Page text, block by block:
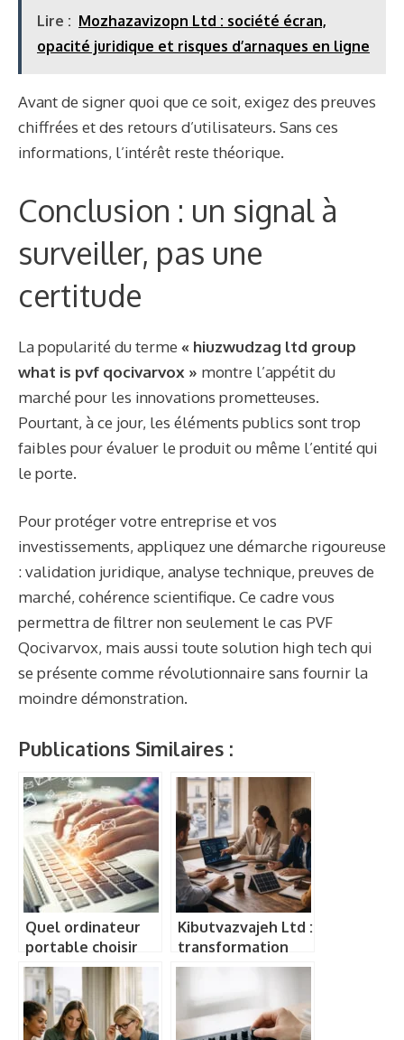
Lire : Mozhazavizopn Ltd : société écran,
opacité juridique et risques d’arnaques en ligne
Avant de signer quoi que ce soit, exigez des preuves
chiffrées et des retours d’utilisateurs. Sans ces
informations, l’intérêt reste théorique.
Conclusion : un signal à
surveiller, pas une
certitude
La popularité du terme « hiuzwudzag ltd group
what is pvf qocivarvox » montre l’appétit du
marché pour les innovations prometteuses.
Pourtant, à ce jour, les éléments publics sont trop
faibles pour évaluer le produit ou même l’entité qui
le porte.
Pour protéger votre entreprise et vos
investissements, appliquez une démarche rigoureuse
: validation juridique, analyse technique, preuves de
marché, cohérence scientifique. Ce cadre vous
permettra de filtrer non seulement le cas PVF
Qocivarvox, mais aussi toute solution high tech qui
se présente comme révolutionnaire sans fournir la
moindre démonstration.
Publications Similaires :
Quel ordinateur
portable choisir
pour travailler ?
Kibutvazvajeh Ltd :
transformation
digitale, IA éthique
durable pour les
entreprises